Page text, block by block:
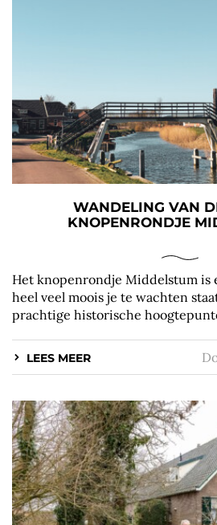
WANDELING VAN
KNOPENRONDJE
Het knopenrondje Middelstum is
heel veel moois je te wachten
prachtige historische
LEES MEER